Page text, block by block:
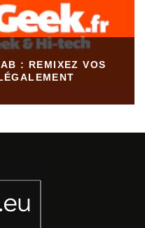
: REMIXEZ VOS